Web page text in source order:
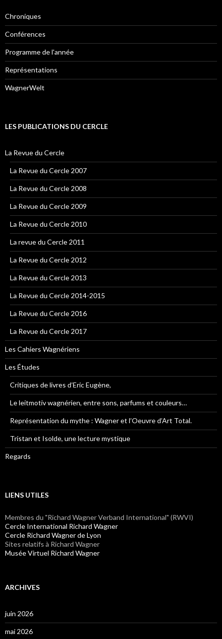
Chroniques
Conférences
Programme de l'année
Représentations
WagnerWelt
LES PUBLICATIONS DU CERCLE
La Revue du Cercle
La Revue du Cercle 2007
La Revue du Cercle 2008
La Revue du Cercle 2009
La Revue du Cercle 2010
La revue du Cercle 2011
La Revue du Cercle 2012
La Revue du Cercle 2013
La Revue du Cercle 2014-2015
La Revue du Cercle 2016
La Revue du Cercle 2017
Les Cahiers Wagnériens
Les Études
Critiques de livres d’Eric Eugène,
Le leitmotiv wagnérien, entre sons, parfums et couleurs…
Représentation du mythe : Wagner et l’Oeuvre d’Art Total.
Tristan et Isolde, une lecture mystique
Regards
LIENS UTILES
Membres du "Richard Wagner Verband International" (RWVI)
Cercle International Richard Wagner
Cercle Richard Wagner de Lyon
Sites relatifs à Richard Wagner
Musée Virtuel Richard Wagner
ARCHIVES
juin 2026
mai 2026